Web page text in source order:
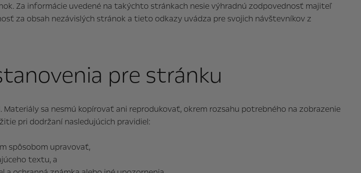
Za informácie uvedené na takýchto stránkach nesie výhradnú zodpovednosť majiteľ
za obsah nezávislých stránok a tieto odkazy uvádza pre svojich návštevníkov z
pre stránku
sa nesmú kopírovať ani reprodukovať, okrem rozsahu potrebného na zobrazenie
pri dodržaní nasledujúcich pravidiel:
spôsobom upravovať,
textu, a